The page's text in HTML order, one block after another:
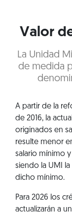
Valor
La Unidad
de medida
A partir de la
de 2016, la
originados en
resulte menor
salario mínimo
siendo la UMI
dicho mínimo.
Para 2026 los
actualizarán a